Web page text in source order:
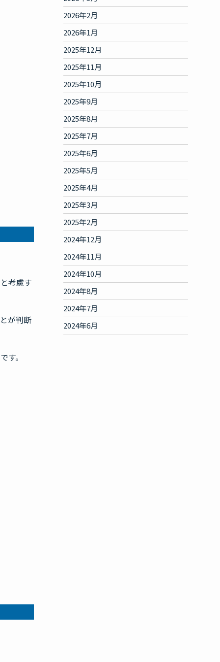
考慮す
が判断
す。
2026年2月
2026年1月
2025年12月
2025年11月
2025年10月
2025年9月
2025年8月
2025年7月
2025年6月
2025年5月
2025年4月
2025年3月
2025年2月
2024年12月
2024年11月
2024年10月
2024年8月
2024年7月
2024年6月